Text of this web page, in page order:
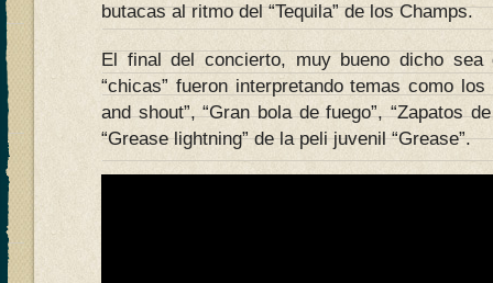
butacas al ritmo del “Tequila” de los Champs.
El final del concierto, muy bueno dicho
“chicas” fueron interpretando temas como los
and shout”, “Gran bola de fuego”, “Zapatos
“Grease lightning” de la peli juvenil “Grease”.